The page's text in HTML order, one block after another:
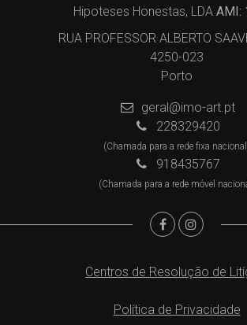
Hipoteses Honestas, LDA AMI:
RUA PROFESSOR ALBERTO
4250-023
Porto
geral@imo-art.pt
228329420
(Chamada para a rede fixa
918435767
(Chamada para a rede móvel
Centros de Resolução de
Política de Privacidade